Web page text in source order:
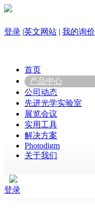
登录 |英文网站 | 我的询价
首页
产品中心
公司动态
先进光学实验室
展览会议
实用工具
解决方案
Photodigm
关于我们
登录